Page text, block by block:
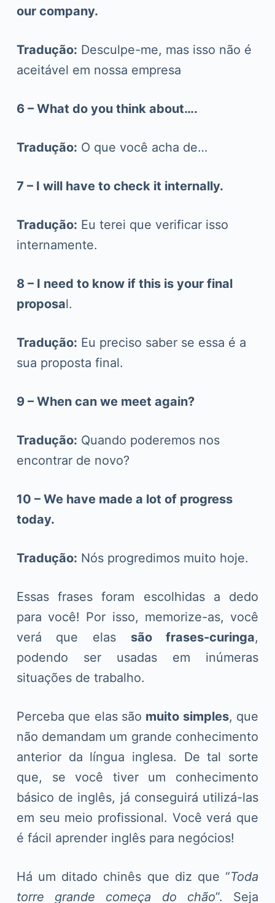
our company.
Tradução: Desculpe-me, mas isso não é
aceitável em nossa empresa
6 – What do you think about….
Tradução: O que você acha de…
7 – I will have to check it internally.
Tradução: Eu terei que verificar isso
internamente.
8 – I need to know if this is your final
proposal.
Tradução: Eu preciso saber se essa é a
sua proposta final.
9 – When can we meet again?
Tradução: Quando poderemos nos
encontrar de novo?
10 – We have made a lot of progress
today.
Tradução: Nós progredimos muito hoje.
Essas frases foram escolhidas a dedo
para você! Por isso, memorize-as, você
verá que elas são frases-curinga,
podendo ser usadas em inúmeras
situações de trabalho.
Perceba que elas são muito simples, que
não demandam um grande conhecimento
anterior da língua inglesa. De tal sorte
que, se você tiver um conhecimento
básico de inglês, já conseguirá utilizá-las
em seu meio profissional. Você verá que
é fácil aprender inglês para negócios!
Há um ditado chinês que diz que “Toda
torre grande começa do chão”. Seja